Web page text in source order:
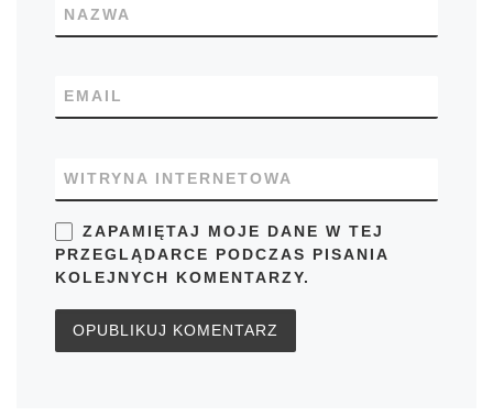
NAZWA
EMAIL
WITRYNA INTERNETOWA
ZAPAMIĘTAJ MOJE DANE W TEJ
PRZEGLĄDARCE PODCZAS PISANIA
KOLEJNYCH KOMENTARZY.